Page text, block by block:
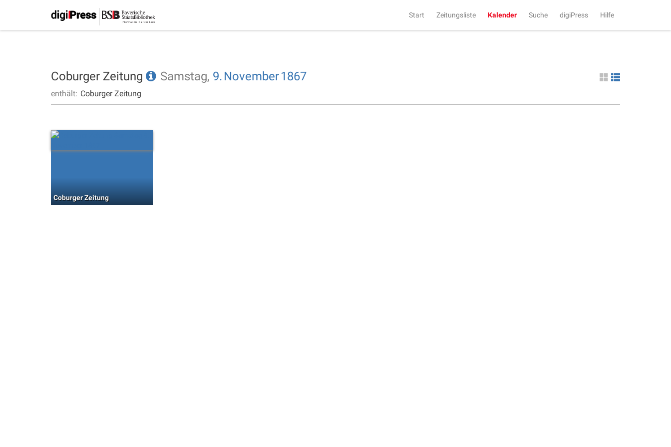
Start Zeitungsliste Kalender Suche digiPress Hilfe
Coburger Zeitung Samstag, 9. November1867
enthält: Coburger Zeitung
Coburger Zeitung